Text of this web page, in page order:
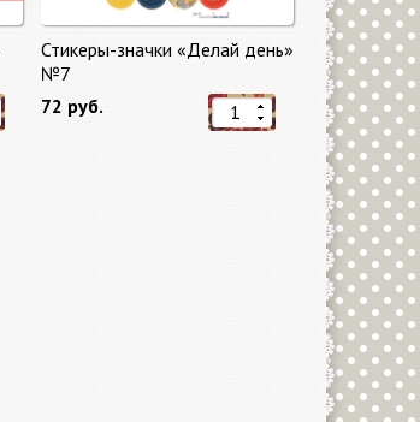
Стикеры-значки «Делай день»
№7
72 руб.